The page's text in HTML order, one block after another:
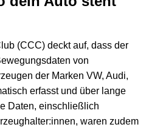
(CCC) deckt auf, dass der
von
der Marken VW, Audi,
erfasst und über lange
Daten, einschließlich
waren zudem